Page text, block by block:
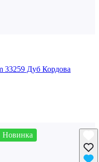
33259 Дуб Кордова
Новинка